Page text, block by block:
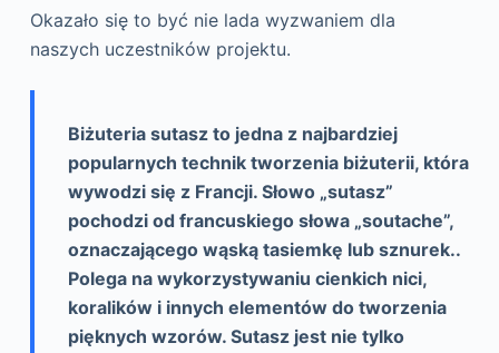
Okazało się to być nie lada wyzwaniem dla
naszych uczestników projektu.
Biżuteria sutasz to jedna z najbardziej
popularnych technik tworzenia biżuterii, która
wywodzi się z Francji. Słowo „sutasz”
pochodzi od francuskiego słowa „soutache”,
oznaczającego wąską tasiemkę lub sznurek..
Polega na wykorzystywaniu cienkich nici,
koralików i innych elementów do tworzenia
pięknych wzorów. Sutasz jest nie tylko